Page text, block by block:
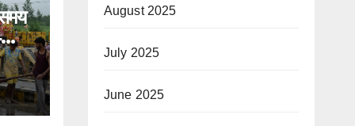
जल
August 2025
July 2025
June 2025